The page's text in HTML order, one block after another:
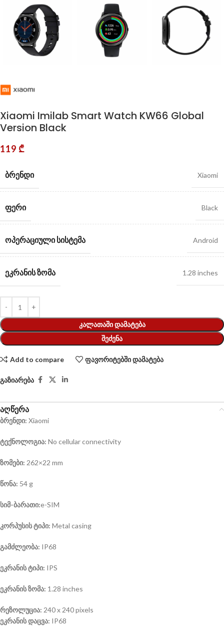
Xiaomi Imilab Smart Watch KW66 Global
Version Black
119 ₾
ᲑᲠᲔᲜᲓᲘ Xiaomi
ᲤᲔᲠᲘ Black
ᲝᲞᲔᲠᲐᲪᲘᲣᲚᲘ ᲡᲘᲡᲢᲔᲛᲐ Android
ᲔᲙᲠᲐᲜᲘᲡ ᲖᲝᲛᲐ 1.28 inches
ᲙᲐᲚᲐᲗᲐᲨᲘ ᲓᲐᲛᲐᲢᲔᲑᲐ
ᲨᲔᲫᲔᲜᲐ
Add to compare ფავორიტებში დამატება
გაზიარება
აღწერა
ბრენდი: Xiaomi
ტექნოლოგია: No cellular connectivity
ზომები: 262×22 mm
წონა: 54 g
სიმ-ბარათი:e-SIM
კორპუსის ტიპი: Metal casing
გამძლეობა: IP68
ეკრანის ტიპი: IPS
ეკრანის ზომა: 1.28 inches
რეზოლუცია: 240 x 240 pixels
ეკრანის დაცვა: IP68